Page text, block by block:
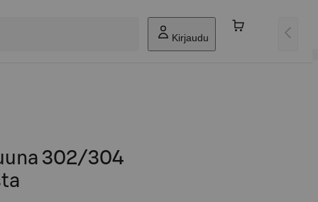
Kirjaudu
302/304